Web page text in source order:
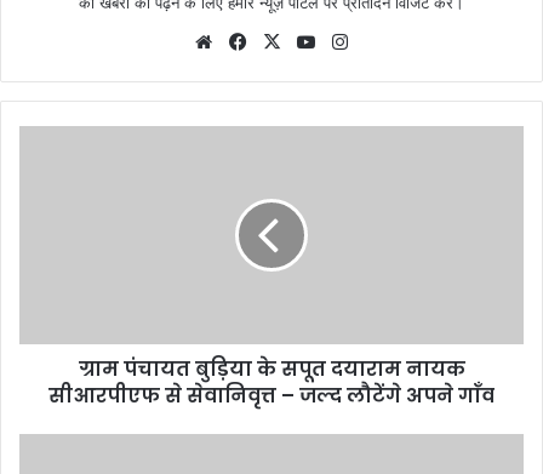
WebsiteFacebook
X YouTube
ग्राम पंचायत बुड़िया के सपूत दयाराम नायक
सीआरपीएफ से सेवानिवृत्त – जल्द लौटेंगे अपने गाँव